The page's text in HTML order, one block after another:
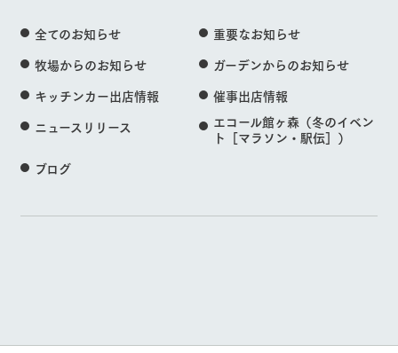
全てのお知らせ
重要なお知らせ
牧場からのお知らせ
ガーデンからのお知らせ
キッチンカー出店情報
催事出店情報
ニュースリリース
エコール館ヶ森（冬のイベン
ト［マラソン・駅伝］）
ブログ